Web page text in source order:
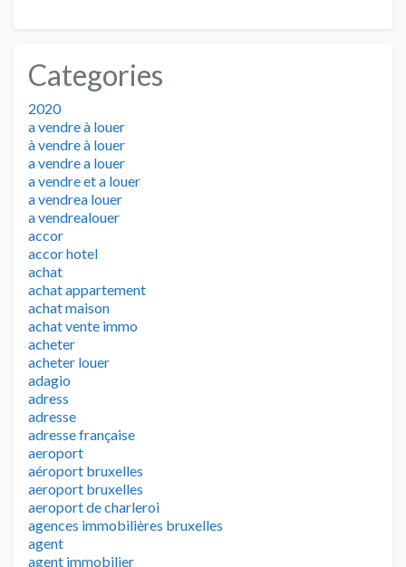
Categories
2020
a vendre à louer
à vendre à louer
a vendre a louer
a vendre et a louer
a vendrea louer
a vendrealouer
accor
accor hotel
achat
achat appartement
achat maison
achat vente immo
acheter
acheter louer
adagio
adress
adresse
adresse française
aeroport
aéroport bruxelles
aeroport bruxelles
aeroport de charleroi
agences immobilières bruxelles
agent
agent immobilier